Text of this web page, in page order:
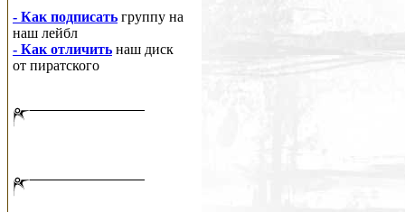
- Как подписать группу на
наш лейбл
- Как отличить наш диск
от пиратского